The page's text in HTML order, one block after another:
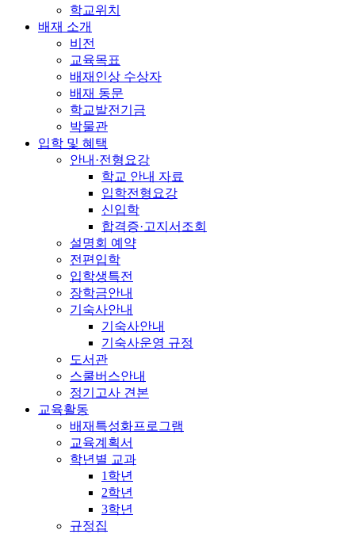
학교위치
배재 소개
비전
교육목표
배재인상 수상자
배재 동문
학교발전기금
박물관
입학 및 혜택
안내·전형요강
학교 안내 자료
입학전형요강
신입학
합격증·고지서조회
설명회 예약
전편입학
입학생특전
장학금안내
기숙사안내
기숙사안내
기숙사운영 규정
도서관
스쿨버스안내
정기고사 견본
교육활동
배재특성화프로그램
교육계획서
학년별 교과
1학년
2학년
3학년
규정집